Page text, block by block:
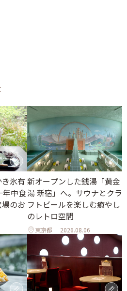
き氷有
年中食
のお
新オープンした銭湯「黄金
湯 新宿」へ。サウナとクラ
フトビールを楽しむ癒やし
のレトロ空間
東京都 2026.08.06